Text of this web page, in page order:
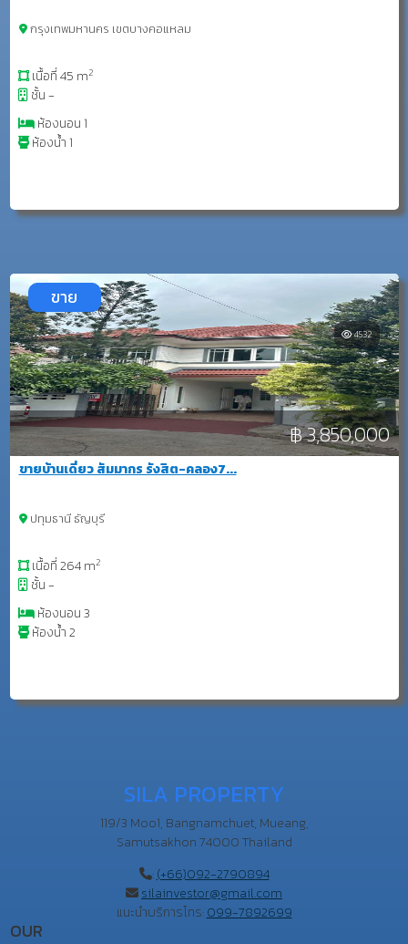
กรุงเทพมหานคร เขตบางคอแหลม
เนื้อที่ 45 m2
ชั้น -
ห้องนอน 1
ห้องน้ำ 1
ขาย
4532
฿ 3,850,000
ขายบ้านเดี่ยว สัมมากร รังสิต-คลอง7...
ปทุมธานี ธัญบุรี
เนื้อที่ 264 m2
ชั้น -
ห้องนอน 3
ห้องน้ำ 2
SILA PROPERTY
119/3 Moo1, Bangnamchuet, Mueang,
Samutsakhon 74000 Thailand
:(+66)092-2790894
silainvestor@gmail.com
แนะนำบริการโทร:099-7892699
OUR